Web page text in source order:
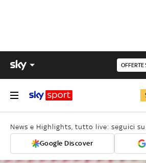
OFFERTE
News e Highlights, tutto live: seguici su
Google Discover